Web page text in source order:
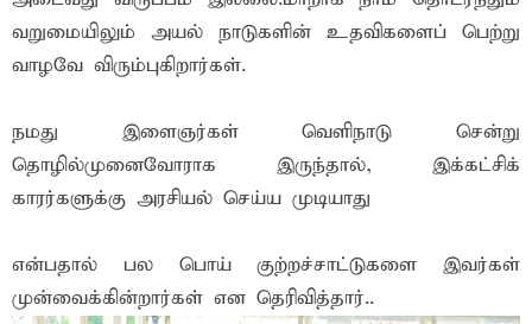
வறுமையிலும் அயல் நாடுகளின் உதவிகளைப் பெற்று
வாழவே விரும்புகிறார்கள்.
நமது இளைஞர்கள் வெளிநாடு சென்று
தொழில்முனைவோராக இருந்தால், இக்கட்சிக்
காரர்களுக்கு அரசியல் செய்ய முடியாது
என்பதால் பல பொய் குற்றச்சாட்டுகளை இவர்கள்
முன்வைக்கின்றார்கள் என தெரிவித்தார்..